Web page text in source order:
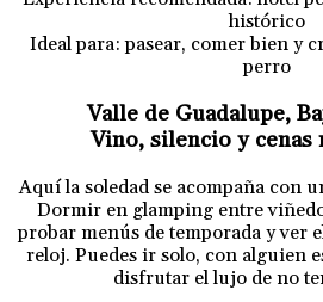
histórico
Ideal para: pasear, comer bien y
perro
Valle de Guadalupe,
Vino, silencio y cenas
Aquí la soledad se acompaña con
Dormir en glamping entre
probar menús de temporada y ver
reloj. Puedes ir solo, con alguien
disfrutar el lujo de no